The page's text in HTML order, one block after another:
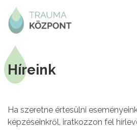
Híreink
Ha szeretne értesülni
képzéseinkről, iratkozzon fel